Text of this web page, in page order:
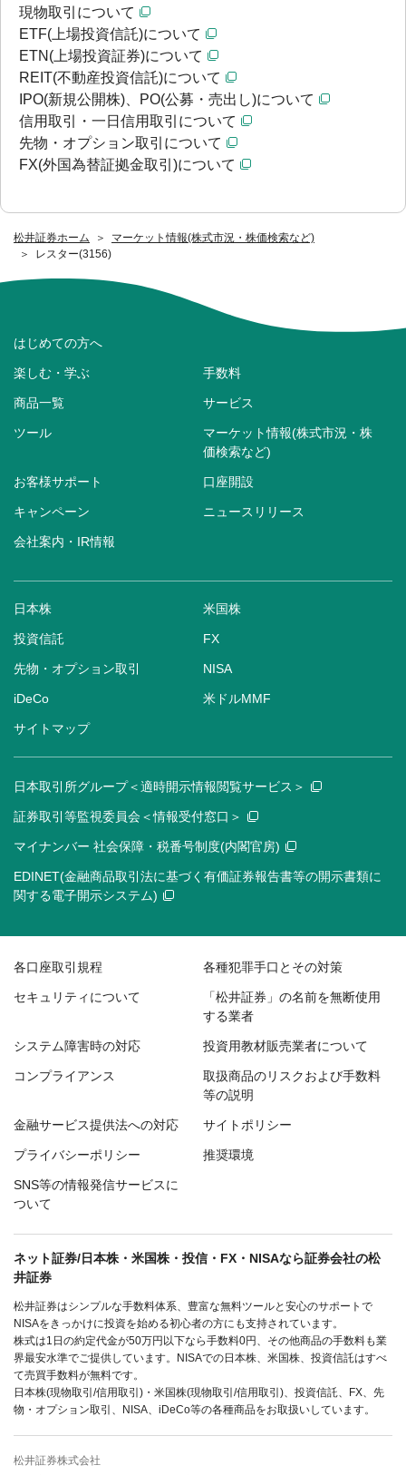
松井証券ホーム
マーケット情報(株式市況・株価検索など)
レスター(3156)
現物取引について
ETF(上場投資信託)について
ETN(上場投資証券)について
REIT(不動産投資信託)について
IPO(新規公開株)、PO(公募・売出し)について
信用取引・一日信用取引について
先物・オプション取引について
FX(外国為替証拠金取引)について
はじめての方へ
楽しむ・学ぶ 手数料
商品一覧 サービス
ツール
マーケット情報(株式市況・株
価検索など)
お客様サポート 口座開設
キャンペーン ニュースリリース
会社案内・IR情報
日本株 米国株
投資信託 FX
先物・オプション取引 NISA
iDeCo 米ドルMMF
サイトマップ
日本取引所グループ＜適時開示情報閲覧サービス＞
証券取引等監視委員会＜情報受付窓口＞
マイナンバー 社会保障・税番号制度(内閣官房)
EDINET(金融商品取引法に基づく有価証券報告書等の開示書類に
関する電子開示システム)
各口座取引規程 各種犯罪手口とその対策
セキュリティについて
「松井証券」の名前を無断使用
する業者
システム障害時の対応 投資用教材販売業者について
コンプライアンス
取扱商品のリスクおよび手数料
等の説明
金融サービス提供法への対応 サイトポリシー
プライバシーポリシー 推奨環境
SNS等の情報発信サービスに
ついて
ネット証券/日本株・米国株・投信・FX・NISAなら証券会社の松
井証券
松井証券はシンプルな手数料体系、豊富な無料ツールと安心のサポートで
NISAをきっかけに投資を始める初心者の方にも支持されています。
株式は1日の約定代金が50万円以下なら手数料0円、その他商品の手数料も業
界最安水準でご提供しています。NISAでの日本株、米国株、投資信託はすべ
て売買手数料が無料です。
日本株(現物取引/信用取引)・米国株(現物取引/信用取引)、投資信託、FX、先
物・オプション取引、NISA、iDeCo等の各種商品をお取扱いしています。
松井証券株式会社